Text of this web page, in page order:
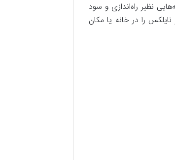
نظیر راه‌اندازی و سود
را در خانه یا مکان